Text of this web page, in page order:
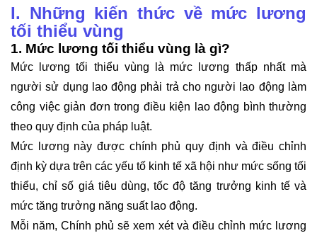
I. Những kiến thức về mức lương
tối thiểu vùng
1. Mức lương tối thiểu vùng là gì?
Mức lương tối thiểu vùng là mức lương thấp nhất mà
người sử dụng lao động phải trả cho người lao động làm
công việc giản đơn trong điều kiện lao động bình thường
theo quy định của pháp luật.
Mức lương này được chính phủ quy định và điều chỉnh
định kỳ dựa trên các yếu tố kinh tế xã hội như mức sống tối
thiểu, chỉ số giá tiêu dùng, tốc độ tăng trưởng kinh tế và
mức tăng trưởng năng suất lao động.
Mỗi năm, Chính phủ sẽ xem xét và điều chỉnh mức lương